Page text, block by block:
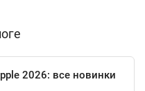
и стабильное
2026: все новинки